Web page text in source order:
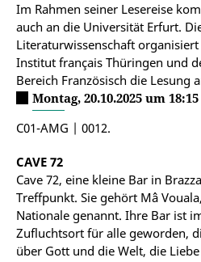
Im Rahmen seiner Lesereise
auch an die Universität Erfurt.
Literaturwissenschaft
Institut français Thüringen und
Bereich Französisch die Lesung
Montag, 20.10.2025 um
C01-AMG | 0012.
CAVE 72
Cave 72, eine kleine Bar in
Treffpunkt. Sie gehört Mâ
Nationale genannt. Ihre Bar ist
Zufluchtsort für alle geworden,
über Gott und die Welt, die